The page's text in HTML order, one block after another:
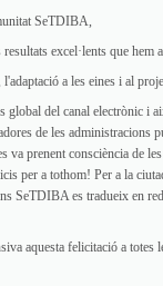
SeTDIBA,
excel·lents que hem
a les eines i al
global del canal electrònic i
de les administracions
va prenent consciència de
per a tothom! Per a la
SeTDIBA es tradueix en
aquesta felicitació a totes